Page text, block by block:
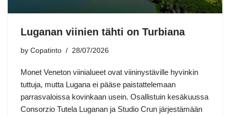
Luganan viinien tähti on Turbiana
by Copatinto 28/07/2026
Monet Veneton viinialueet ovat viininystäville hyvinkin
tuttuja, mutta Lugana ei pääse paistattelemaan
parrasvaloissa kovinkaan usein. Osallistuin kesäkuussa
Consorzio Tutela Luganan ja Studio Crun järjestämään